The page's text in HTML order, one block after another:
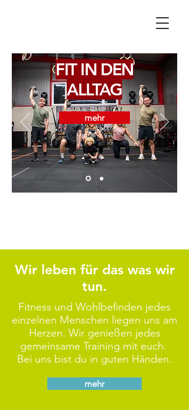
FIT IN DEN
ALLTAG
mehr
Wir leben für das was wir
tun.
Fitness und Wohlbefinden jedes
einzelnen Menschen liegen uns am
Herzen. Wir genießen jedes
gemeinsame Training mit euch.
Bei uns bist du in guten Händen.
mehr